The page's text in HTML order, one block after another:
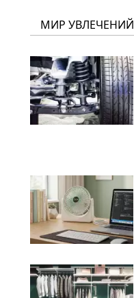
МИР УВЛЕЧЕНИЙ